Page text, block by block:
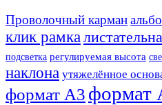
Проволочный карман
клик рамка
подсветка регулируемая высота
наклона утяжелённое
формат А3 формат